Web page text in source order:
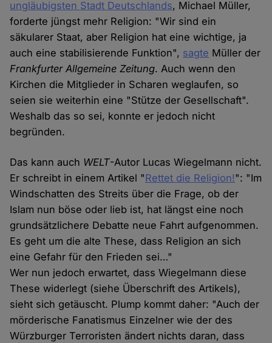
ungläubigsten Stadt Deutschlands, Michael Müller,
forderte jüngst mehr Religion: "Wir sind ein
säkularer Staat, aber Religion hat eine wichtige, ja
auch eine stabilisierende Funktion", sagte Müller der
Frankfurter Allgemeine Zeitung. Auch wenn den
Kirchen die Mitglieder in Scharen weglaufen, so
seien sie weiterhin eine "Stütze der Gesellschaft".
Weshalb das so sei, konnte er jedoch nicht
begründen.
Das kann auch WELT-Autor Lucas Wiegelmann nicht.
Er schreibt in einem Artikel "Rettet die Religion!": "Im
Windschatten des Streits über die Frage, ob der
Islam nun böse oder lieb ist, hat längst eine noch
grundsätzlichere Debatte neue Fahrt aufgenommen.
Es geht um die alte These, dass Religion an sich
eine Gefahr für den Frieden sei…"
Wer nun jedoch erwartet, dass Wiegelmann diese
These widerlegt (siehe Überschrift des Artikels),
sieht sich getäuscht. Plump kommt daher: "Auch der
mörderische Fanatismus Einzelner wie der des
Würzburger Terroristen ändert nichts daran, dass